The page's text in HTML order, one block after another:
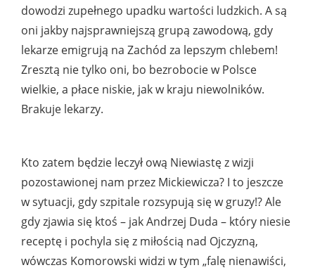
dowodzi zupełnego upadku wartości ludzkich. A są
oni jakby najsprawniejszą grupą zawodową, gdy
lekarze emigrują na Zachód za lepszym chlebem!
Zresztą nie tylko oni, bo bezrobocie w Polsce
wielkie, a płace niskie, jak w kraju niewolników.
Brakuje lekarzy.
Kto zatem będzie leczył ową Niewiastę z wizji
pozostawionej nam przez Mickiewicza? I to jeszcze
w sytuacji, gdy szpitale rozsypują się w gruzy!? Ale
gdy zjawia się ktoś – jak Andrzej Duda – który niesie
receptę i pochyla się z miłością nad Ojczyzną,
wówczas Komorowski widzi w tym „falę nienawiści,